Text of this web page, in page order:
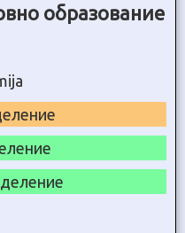
образование